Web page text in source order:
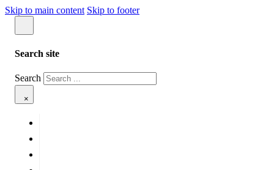
Skip to main content Skip to footer
Search site
Search
×